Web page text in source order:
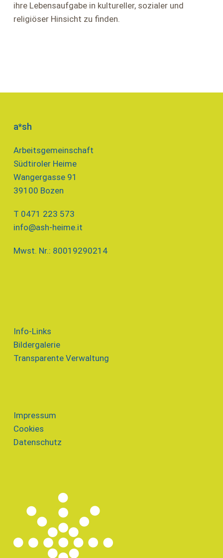
ihre Lebensaufgabe in kultureller, sozialer und
religiöser Hinsicht zu finden.
a*sh
Arbeitsgemeinschaft
Südtiroler Heime
Wangergasse 91
39100 Bozen
T 0471 223 573
info@ash-heime.it
Mwst. Nr.: 80019290214
Info-Links
Bildergalerie
Transparente Verwaltung
Impressum
Cookies
Datenschutz